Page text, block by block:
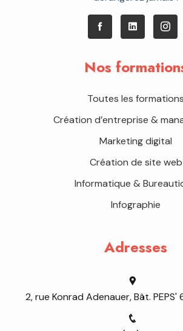
Nos
Toutes les formations
Création d’entreprise &
Marketing digital
Création de site web
Informatique &
Infographie
Adresses
2, rue Konrad Adenauer, Bât.